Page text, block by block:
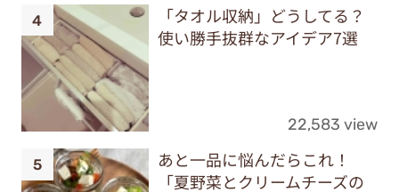
「タオル収納」どうしてる？
使い勝手抜群なアイデア7選
22,583 view
あと一品に悩んだらこれ！
「夏野菜とクリームチーズの